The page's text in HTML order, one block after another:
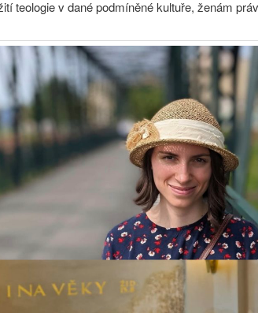
teologie v dané podmíněné kultuře, ženám